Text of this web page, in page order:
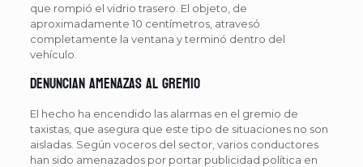
que rompió el vidrio trasero. El objeto, de
aproximadamente 10 centímetros, atravesó
completamente la ventana y terminó dentro del
vehículo.
Denuncian amenazas al gremio
El hecho ha encendido las alarmas en el gremio de
taxistas, que asegura que este tipo de situaciones no son
aisladas. Según voceros del sector, varios conductores
han sido amenazados por portar publicidad política en